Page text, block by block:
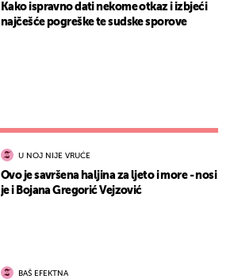
Kako ispravno dati nekome otkaz i izbjeći
najčešće pogreške te sudske sporove
U NOJ NIJE VRUĆE
Ovo je savršena haljina za ljeto i more - nosi
je i Bojana Gregorić Vejzović
BAŠ EFEKTNA